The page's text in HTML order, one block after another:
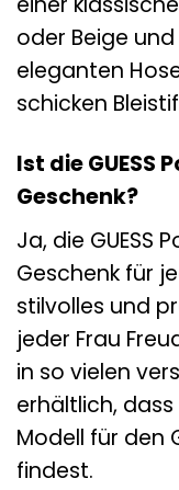
oder Beige
eleganten
schicken
Ist die GUESS
Geschenk?
Ja, die GUESS
Geschenk für
stilvolles und
jeder Frau
in so vielen
erhältlich,
Modell für den
findest.